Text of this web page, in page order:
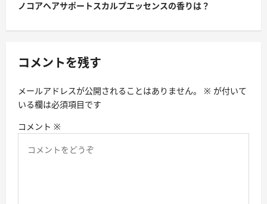
ゲ
ー
ョ
ノコアヘアサポートスカルプエッセンスの香りは？
コメントを残す
メールアドレスが公開されることはありません。 ※ が付いて
いる欄は必須項目です
コメント ※